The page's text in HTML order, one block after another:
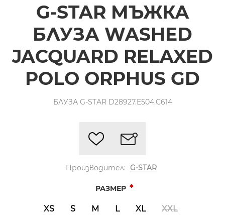
G-STAR МЪЖКА
БЛУЗА WASHED
JACQUARD RELAXED
POLO ORPHUS GD
БЛУЗА G-STAR D28927.E504.C614
Производител: G-STAR
РАЗМЕР *
XS S M L XL XXL